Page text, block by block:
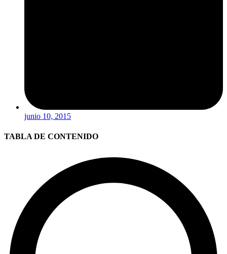
junio 10, 2015
TABLA DE CONTENIDO